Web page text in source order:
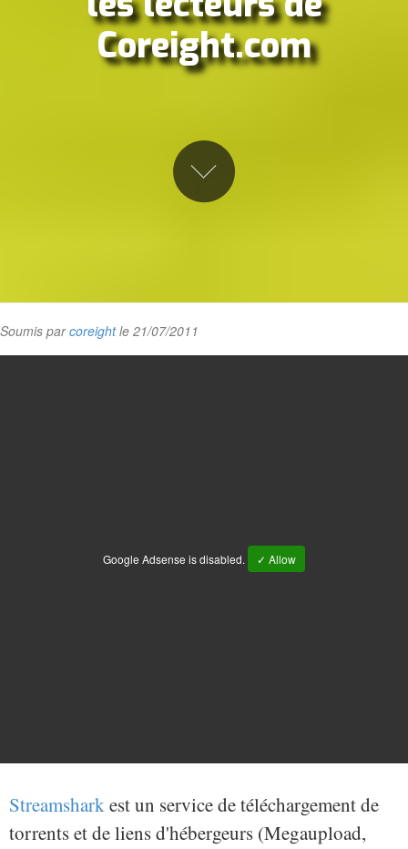
Coreight.com
Soumis parcoreightle 21/07/2011
Google Adsense is disabled. ✓ Allow
Streamsharkest un service de téléchargement de
torrents et de liens d'hébergeurs (Megaupload,